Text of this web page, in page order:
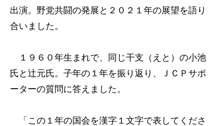
出演。野党共闘の発展と２０２１年の展望を語り
合いました。
１９６０年生まれで、同じ干支（えと）の小池
氏と辻元氏。子年の１年を振り返り、ＪＣＰサポ
ーターの質問に答えました。
「この１年の国会を漢字１文字で表してくださ